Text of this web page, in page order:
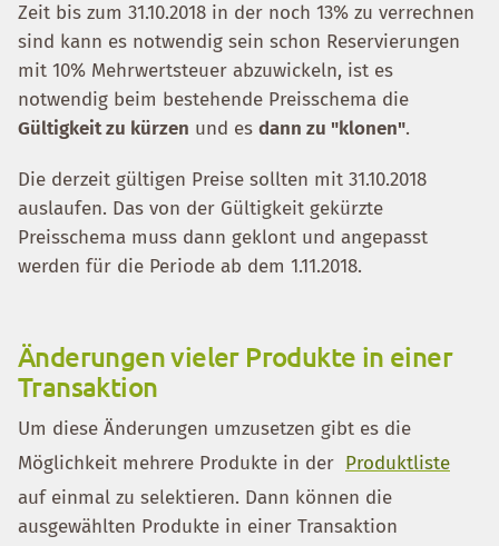
Zeit bis zum 31.10.2018 in der noch 13% zu verrechnen
sind kann es notwendig sein schon Reservierungen
mit 10% Mehrwertsteuer abzuwickeln, ist es
notwendig beim bestehende Preisschema die
Gültigkeit zu kürzen und es dann zu "klonen".
Die derzeit gültigen Preise sollten mit 31.10.2018
auslaufen. Das von der Gültigkeit gekürzte
Preisschema muss dann geklont und angepasst
werden für die Periode ab dem 1.11.2018.
Änderungen vieler Produkte in einer
Transaktion
Um diese Änderungen umzusetzen gibt es die
Möglichkeit mehrere Produkte in der Produktliste
auf einmal zu selektieren. Dann können die
ausgewählten Produkte in einer Transaktion